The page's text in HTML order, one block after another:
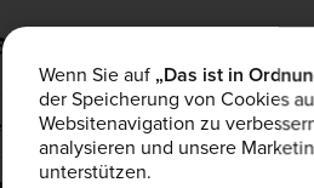
für Personen gedacht, die ihre
Wenn Sie auf „Das ist in
der Speicherung von Cookies
Websitenavigation zu
analysieren und unsere
unterstützen.